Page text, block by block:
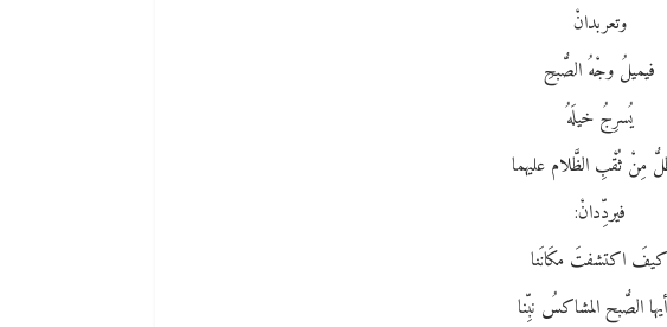
وتعربدانْ
فيميلُ وجْهُ الصُّبحِ
يُسرِجُ خيلَهُ
مِنْ ثُقْبِ الظَّلام عليهما
فيردِّدانْ:
كيفَ اكتشفتَ مكَانَنا
الصُّبح المشاكسُ نبِّنا